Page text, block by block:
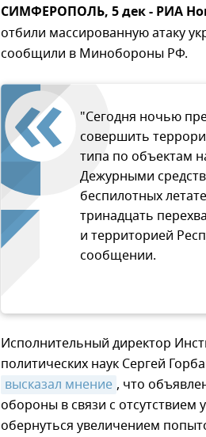
СИМФЕРОПОЛЬ, 5 дек - РИА
отбили массированную атаку
сообщили в Минобороны РФ.
"Сегодня ночью
совершить
типа по объектам
Дежурными
беспилотных
тринадцать
и территорией
сообщении.
Исполнительный директор
политических наук Сергей
высказал мнение , что
обороны в связи с
обернуться увеличением